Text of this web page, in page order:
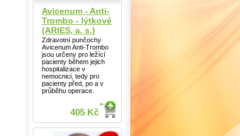
Avicenum - Anti-
Trombo - lýtkové
(ARIES, a. s.)
Zdravotní punčochy
Avicenum Anti-Trombo
jsou určeny pro ležící
pacienty během jejich
hospitalizace v
nemocnici, tedy pro
pacienty před, po a v
průběhu operace.
405 Kč